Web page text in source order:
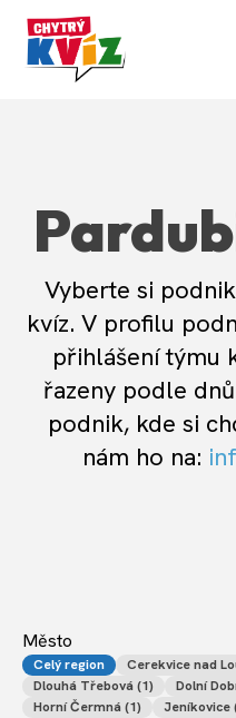
Vyberte si
kvíz. V profilu
přihlášení týmu
řazeny podle
podnik, kde si
nám ho na:
Město
Celý region Cerekvice nad
Dlouhá Třebová (1)
Dolní
Horní Čermná (1)
Jeníkovice